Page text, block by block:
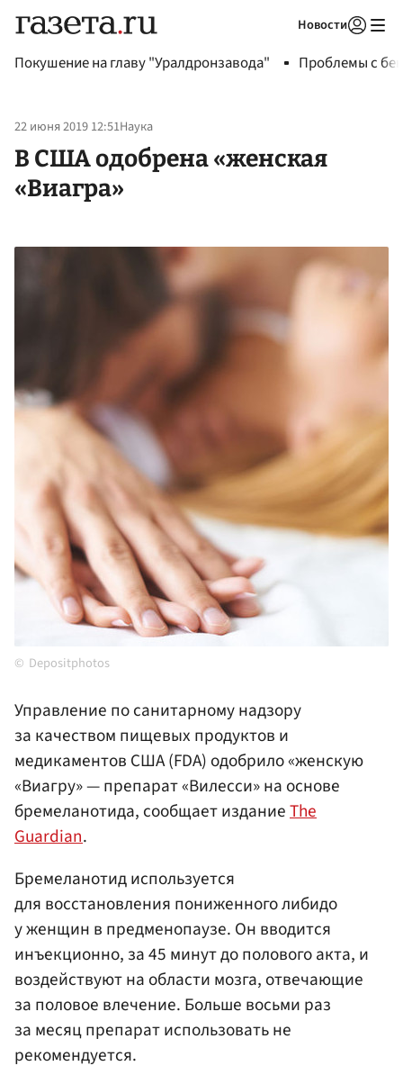
Новости
Покушение на главу "Уралдронзавода" Проблемы с
22 июня 2019 12:51Наука
В США одобрена «женская
«Виагра»
Depositphotos
Управление по санитарному надзору
за качеством пищевых продуктов и
медикаментов США (FDA) одобрило «женскую
«Виагру» — препарат «Вилесси» на основе
бремеланотида, сообщает изданиеThe
Guardian.
Бремеланотид используется
для восстановления пониженного либидо
у женщин в предменопаузе. Он вводится
инъекционно, за 45 минут до полового акта, и
воздействуют на области мозга, отвечающие
за половое влечение. Больше восьми раз
за месяц препарат использовать не
рекомендуется.